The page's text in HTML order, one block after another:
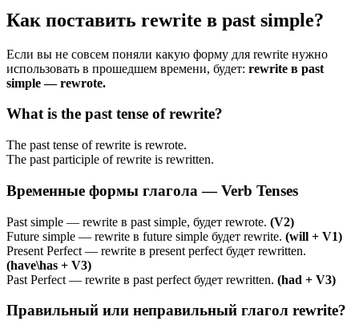
Как поставить rewrite в past simple?
Если вы не совсем поняли какую форму для rewrite нужно
использовать в прошедшем времени, будет: rewrite в past
simple — rewrote.
What is the past tense of rewrite?
The past tense of rewrite is rewrote.
The past participle of rewrite is rewritten.
Временные формы глагола — Verb Tenses
Past simple — rewrite в past simple, будет rewrote. (V2)
Future simple — rewrite в future simple будет rewrite. (will + V1)
Present Perfect — rewrite в present perfect будет rewritten.
(have\has + V3)
Past Perfect — rewrite в past perfect будет rewritten. (had + V3)
Правильный или неправильный глагол rewrite?